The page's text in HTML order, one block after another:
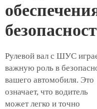
Рулевой вал с ШУС
важную роль в
вашего автомобиля. Это
означает, что водитель
может легко и точно